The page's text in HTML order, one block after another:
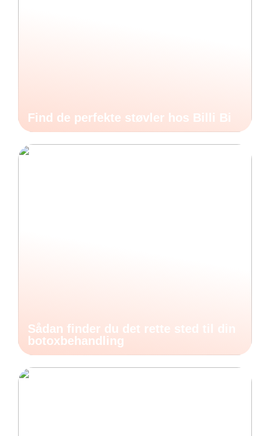
Find de perfekte støvler hos Billi Bi
Sådan finder du det rette sted til din
botoxbehandling